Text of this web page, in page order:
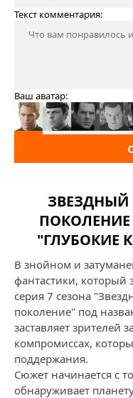
Текст комментария:
Ваш аватар:
ЗВЕЗДНЫЙ
ПОКОЛЕНИЕ
"ГЛУБОКИЕ
В знойном и
фантастики, который
серия 7 сезона
поколение" под
заставляет зрителей
компромиссах,
поддержания.
Сюжет начинается с
обнаруживает